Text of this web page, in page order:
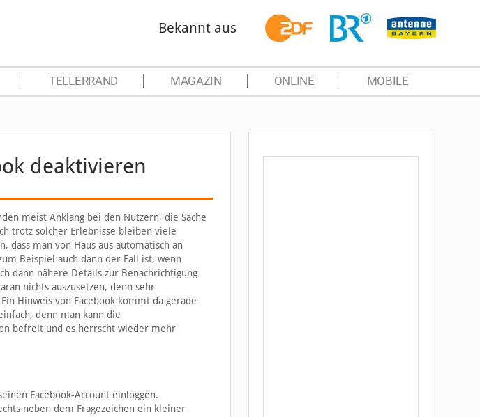
Bekannt aus
TELLERRAND MAGAZIN ONLINE MOBILE
deaktivieren
meist Anklang bei den Nutzern, die Sache
trotz solcher Erlebnisse bleiben viele
man von Haus aus automatisch an
Beispiel auch dann der Fall ist, wenn
dann nähere Details zur Benachrichtigung
nichts auszusetzen, denn sehr
Hinweis von Facebook kommt da gerade
denn man kann die
befreit und es herrscht wieder mehr
Facebook-Account einloggen.
neben dem Fragezeichen ein kleiner